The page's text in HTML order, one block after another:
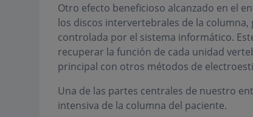
Otro efecto beneficioso alcanzado en el
los discos intervertebrales de la
controlada por el sistema informático.
recuperar la función de cada unidad
principal con otros métodos de
Una de las partes centrales de nuestro
intensiva de la columna del paciente.